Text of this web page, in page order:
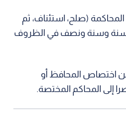
(صلح، استئناف، ثم
سنة وسنة ونصف في الظروف
اختصاص المحافظ أو
إلى المحاكم المختصة.